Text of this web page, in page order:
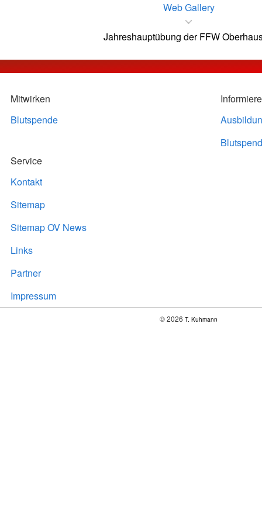
Web Gallery
Jahreshauptübung der FFW
Mitwirken
Blutspende
Service
Kontakt
Sitemap
Sitemap OV News
Links
Partner
Impressum
© 2026 T. Kuhmann